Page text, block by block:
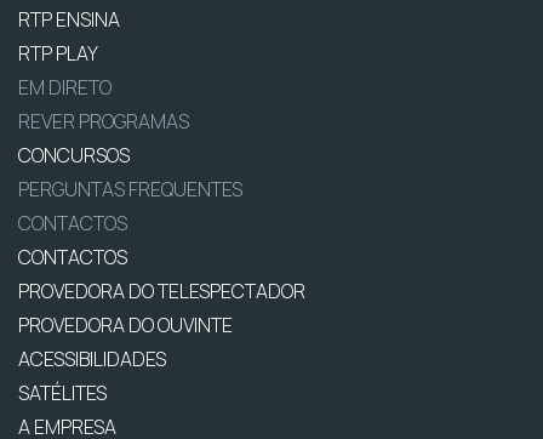
RTP ENSINA
RTP PLAY
EM DIRETO
REVER PROGRAMAS
CONCURSOS
PERGUNTAS FREQUENTES
CONTACTOS
CONTACTOS
PROVEDORA DO TELESPECTADOR
PROVEDORA DO OUVINTE
ACESSIBILIDADES
SATÉLITES
A EMPRESA